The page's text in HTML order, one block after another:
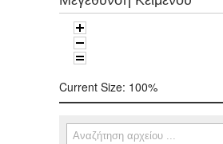
Current Size: 100%
Φόρμα αναζήτησης
Αναζήτηση